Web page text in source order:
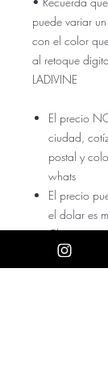
puede variar
con el color
al retoque
LADIVINE
El precio
ciudad,
postal y
whats
El precio
el dolar es
Checa
instagram